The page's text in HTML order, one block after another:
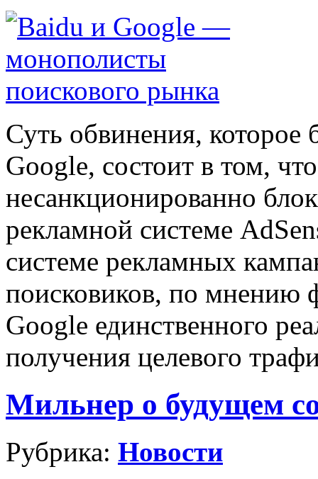
Суть обвинения,
Google, состоит в том,
несанкционированно
рекламной системе
системе рекламных
поисковиков, по мнению
Google единственного
получения целевого
Мильнер о будущем
Рубрика: Новости